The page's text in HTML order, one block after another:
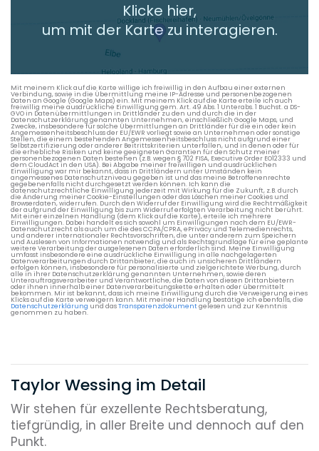
+ Aktuellen Standort hinzufügen
Die berechneten Anreisezeiten basieren auf den
Verkehrsdaten eines typischen Dienstag morgens um 8:30.
Klicke hier,
um mit der Karte zu interagieren.
Mit meinem Klick auf die Karte willige ich freiwillig in den Aufbau einer externen
Verbindung, sowie in die Übermittlung meine IP-Adresse und personenbezogenen
Daten an Google (Google Maps) ein. Mit meinem Klick auf die Karte erteile ich auch
freiwillig meine ausdrückliche Einwilligung gem. Art. 49 Abs. 1 Unterabs. 1 Buchst. a DS-
GVO in Datenübermittlungen in Drittländer zu den und durch die in der
Datenschutzerklärung genannten Unternehmen, einschließlich Google Maps, und
Zwecke, insbesondere für solche Übermittlungen an Drittländer für die ein oder kein
Angemessenheitsbeschluss der EU/EWR vorliegt sowie an Unternehmen oder sonstige
Stellen, die einem bestehenden Angemessenheitsbeschluss nicht aufgrund einer
Selbstzertifizierung oder anderer Beitrittskriterien unterfallen, und in denen oder für
die erhebliche Risiken und keine geeigneten Garantien für den Schutz meiner
personenbezogenen Daten bestehen (z.B. wegen § 702 FISA, Executive Order EO12333 und
dem CloudAct in den USA). Bei Abgabe meiner freiwilligen und ausdrücklichen
Einwilligung war mir bekannt, dass in Drittländern unter Umständen kein
angemessenes Datenschutzniveau gegeben ist und das meine Betroffenenrechte
gegebenenfalls nicht durchgesetzt werden können. Ich kann die
datenschutzrechtliche Einwilligung jederzeit mit Wirkung für die Zukunft, z.B. durch
die Änderung meiner Cookie-Einstellungen oder das Löschen meiner Cookies und
Browserdaten, widerrufen. Durch den Widerruf der Einwilligung wird die Rechtmäßigkeit
der aufgrund der Einwilligung bis zum Widerruf erfolgten Verarbeitung nicht berührt.
Mit einer einzelnen Handlung (dem Klick auf die Karte), erteile ich mehrere
Einwilligungen. Dabei handelt es sich sowohl um Einwilligungen nach dem EU/EWR-
Datenschutzrecht als auch um die des CCPA/CPRA, ePrivacy und Telemedienrechts,
und anderer internationaler Rechtsvorschriften, die unter anderem zum Speichern
und Auslesen von Informationen notwendig und als Rechtsgrundlage für eine geplante
weitere Verarbeitung der ausgelesenen Daten erforderlich sind. Meine Einwilligung
umfasst insbesondere eine ausdrückliche Einwilligung in alle nachgelagerten
Datenverarbeitungen durch Drittanbieter, die auch in unsicheren Drittländern
erfolgen können, insbesondere für personalisierte und zielgerichtete Werbung, durch
alle in ihrer Datenschutzerklärung genannten Unternehmen, sowie deren
Unterauftragsverarbeiter und Verantwortliche, die Daten von diesen Drittanbietern
oder ihnen innerhalb einer Datenverarbeitungskette erhalten oder übermittelt
bekommen. Mir ist bekannt, dass ich meine Einwilligung durch die Verweigerung eines
Klicks auf die Karte verweigern kann. Mit meiner Handlung bestätige ich ebenfalls, die
Datenschutzerklärung und dasTransparenzdokumentgelesen und zur Kenntnis
genommen zu haben.
Taylor Wessing im Detail
Wir stehen für exzellente Rechtsberatung,
tiefgründig, in aller Breite und dennoch auf den
Punkt.